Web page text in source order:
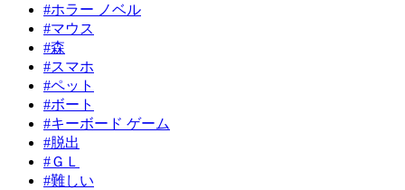
#ホラー ノベル
#マウス
#森
#スマホ
#ペット
#ボート
#キーボード ゲーム
#脱出
#ＧＬ
#難しい